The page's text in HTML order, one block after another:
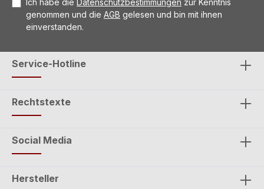
Ich habe die Datenschutzbestimmungen zur Kenntnis
genommen und die AGB gelesen und bin mit ihnen
einverstanden.
Service-Hotline
Rechtstexte
Social Media
Hersteller